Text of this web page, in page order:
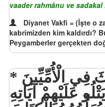
vaader rahmânu ve
Diyanet Vakfi = (İşte o
kabrimizden kim kaldırdı?
Peygamberler gerçekten
عَلَيْهِمْ آيَاتِهِ